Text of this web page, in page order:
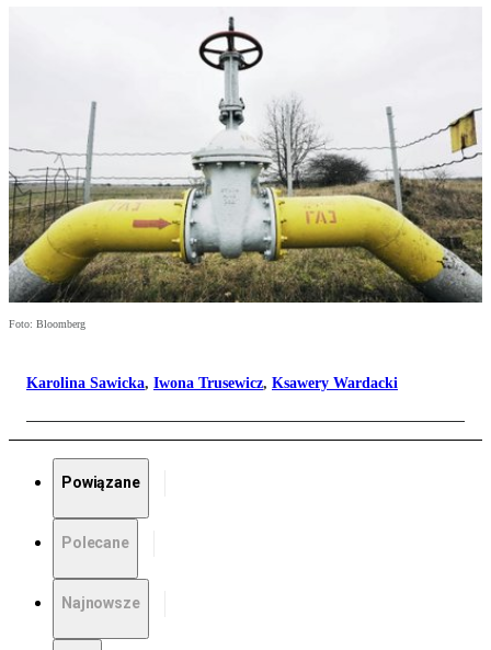
Foto: Bloomberg
Karolina Sawicka, Iwona Trusewicz, Ksawery Wardacki
Powiązane
Polecane
Najnowsze